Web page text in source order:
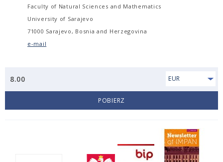
Faculty of Natural Sciences and Mathematics
University of Sarajevo
71000 Sarajevo, Bosnia and Herzegovina
e-mail
8.00 EUR
POBIERZ